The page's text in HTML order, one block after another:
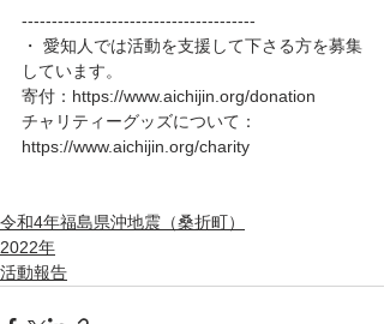
---------------------------------------
・ 愛知人では活動を支援して下さる方を募集
しています。
寄付：https://www.aichijin.org/donation
チャリティーグッズについて：
https://www.aichijin.org/charity
令和4年福島県沖地震（桑折町）
2022年
活動報告